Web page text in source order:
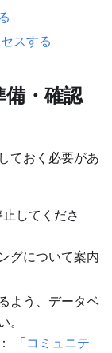
スする
・確認
ておく必要があ
してくださ
グについて案内
よう、データベ
「コミュニテ